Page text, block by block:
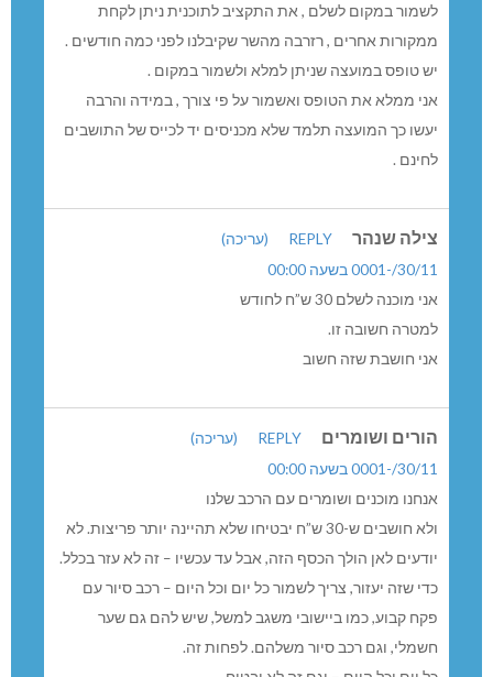
לשמור במקום לשלם , את התקציב לתוכנית ניתן לקחת
ממקורות אחרים , רזרבה מהשר שקיבלנו לפני כמה חודשים .
יש טופס במועצה שניתן למלא ולשמור במקום .
אני ממלא את הטופס ואשמור על פי צורך , במידה והרבה
יעשו כך המועצה תלמד שלא מכניסים יד לכייס של התושבים
לחינם .
צילה שנהר REPLY
(עריכה)
30/11/-0001 בשעה 00:00
אני מוכנה לשלם 30 ש”ח לחודש
למטרה חשובה זו.
אני חושבת שזה חשוב
הורים ושומרים REPLY
(עריכה)
30/11/-0001 בשעה 00:00
אנחנו מוכנים ושומרים עם הרכב שלנו
ולא חושבים ש-30 ש”ח יבטיחו שלא תהיינה יותר פריצות. לא
יודעים לאן הולך הכסף הזה, אבל עד עכשיו – זה לא עזר בכלל.
כדי שזה יעזור, צריך לשמור כל יום וכל היום – רכב סיור עם
פקח קבוע, כמו ביישובי משגב למשל, שיש להם גם שער
חשמלי, וגם רכב סיור משלהם. לפחות זה.